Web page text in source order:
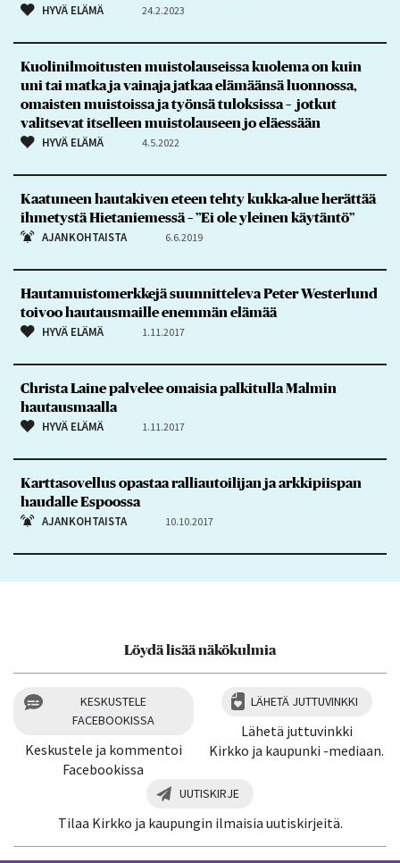
HYVÄ ELÄMÄ 24.2.2023
Kuolinilmoitusten muistolauseissa kuolema on kuin
uni tai matka ja vainaja jatkaa elämäänsä luonnossa,
omaisten muistoissa ja työnsä tuloksissa – jotkut
valitsevat itselleen muistolauseen jo eläessään
HYVÄ ELÄMÄ 4.5.2022
Kaatuneen hautakiven eteen tehty kukka-alue herättää
ihmetystä Hietaniemessä – ”Ei ole yleinen käytäntö”
AJANKOHTAISTA 6.6.2019
Hautamuistomerkkejä suunnitteleva Peter Westerlund
toivoo hautausmaille enemmän elämää
HYVÄ ELÄMÄ 1.11.2017
Christa Laine palvelee omaisia palkitulla Malmin
hautausmaalla
HYVÄ ELÄMÄ 1.11.2017
Karttasovellus opastaa ralliautoilijan ja arkkipiispan
haudalle Espoossa
AJANKOHTAISTA 10.10.2017
Löydä lisää näkökulmia
KESKUSTELE
FACEBOOKISSA
Keskustele ja kommentoi
Facebookissa
LÄHETÄ JUTTUVINKKI
Lähetä juttuvinkki
Kirkko ja kaupunki -mediaan.
UUTISKIRJE
Tilaa Kirkko ja kaupungin ilmaisia uutiskirjeitä.